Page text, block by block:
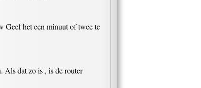
Geef het een minuut of twee te
Als dat zo is , is de router